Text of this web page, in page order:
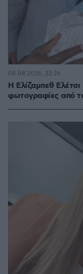
Η Ελίζαμπεθ
φωτογραφίες από
08.08.2026, 22:26